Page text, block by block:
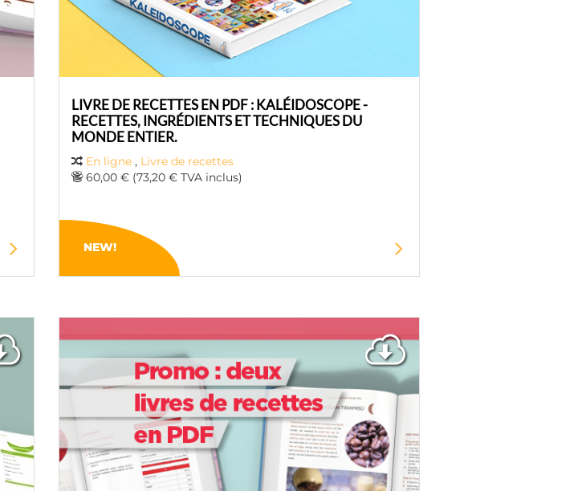
LIVRE DE RECETTES EN PDF : KALÉIDOSCOPE -
RECETTES, INGRÉDIENTS ET TECHNIQUES DU
MONDE ENTIER.
En ligne , Livre de recettes
60,00 € (73,20 € TVA inclus)
NEW!